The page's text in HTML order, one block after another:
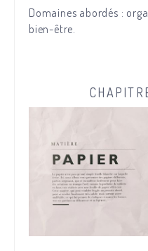
Domaines abordés :
bien-être.